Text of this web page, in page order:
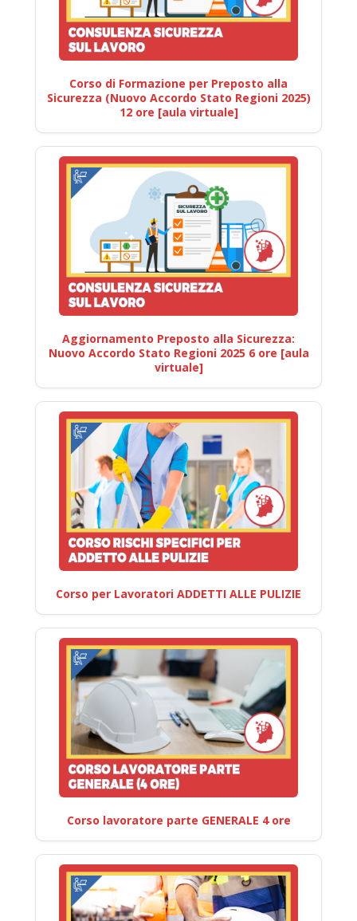
Corso di Formazione per Preposto alla
Sicurezza (Nuovo Accordo Stato Regioni 2025)
12 ore [aula virtuale]
Aggiornamento Preposto alla Sicurezza:
Nuovo Accordo Stato Regioni 2025 6 ore [aula
virtuale]
Corso per Lavoratori ADDETTI ALLE PULIZIE
Corso lavoratore parte GENERALE 4 ore